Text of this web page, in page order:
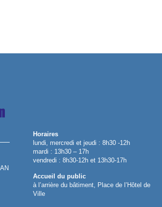
Horaires
lundi, mercredi et jeudi : 8h30 -12h
mardi : 13h30 – 17h
vendredi : 8h30-12h et 13h30-17h
Accueil du public
à l’arrière du bâtiment, Place de l’Hôtel de
Ville